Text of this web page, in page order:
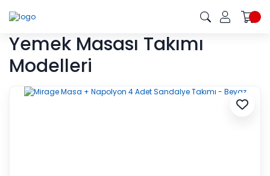
Yemek Masası Takımı
Modelleri